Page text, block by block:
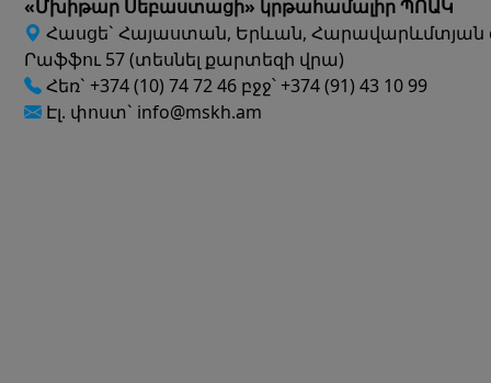
«Մխիթար Սեբաստացի» կրթահամալիր ՊՈԱԿ
Հասցե` Հայաստան, Երևան, Հարավարևմտյան
Րաֆֆու 57 (տեսնել քարտեզի վրա)
Հեռ` +374 (10) 74 72 46 բջջ՝ +374 (91) 43 10 99
Էլ. փոստ` info@mskh.am